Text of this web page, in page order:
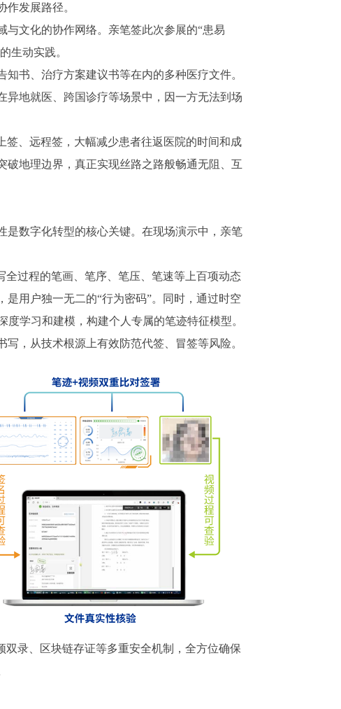
发展路径。
文化的协作网络。亲笔签此次参展的“患易
生动实践。
书、治疗方案建议书等在内的多种医疗文件。
地就医、跨国诊疗等场景中，因一方无法到场
签、远程签，大幅减少患者往返医院的时间和成
地理边界，真正实现丝路之路般畅通无阻、互
是数字化转型的核心关键。在现场演示中，亲笔
过程的笔画、笔序、笔压、笔速等上百项动态
用户独一无二的“行为密码”。同时，通过时空
度学习和建模，构建个人专属的笔迹特征模型。
，从技术根源上有效防范代签、冒签等风险。
录、区块链存证等多重安全机制，全方位确保